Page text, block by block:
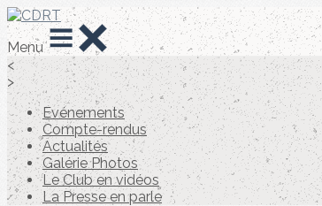
Menu
<
>
Evénements
Compte-rendus
Actualités
Galérie Photos
Le Club en vidéos
La Presse en parle